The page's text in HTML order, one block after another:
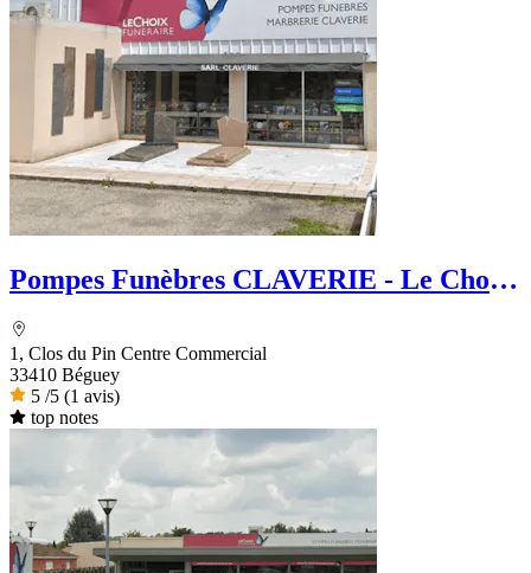
Pompes Funèbres CLAVERIE - Le Choix
1, Clos du Pin Centre Commercial
33410 Béguey
5 /5 (1 avis)
top notes